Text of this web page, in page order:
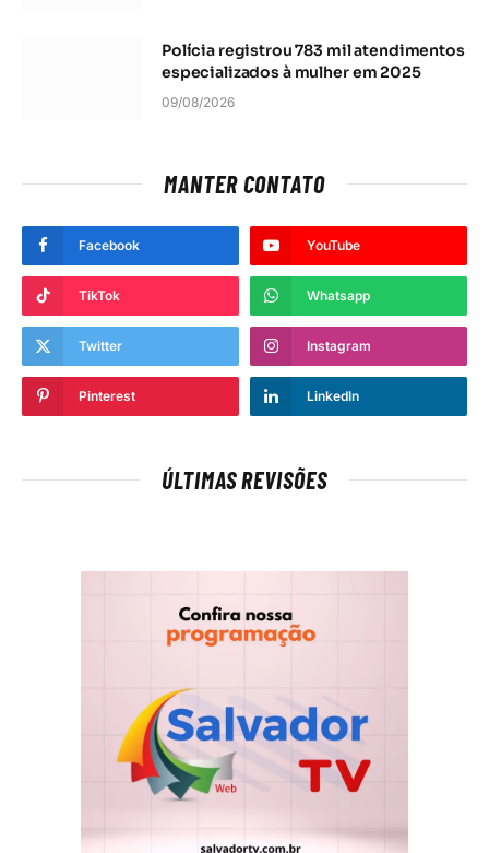
Polícia registrou 783 mil atendimentos
especializados à mulher em 2025
09/08/2026
MANTER CONTATO
Facebook YouTube
TikTok Whatsapp
Twitter Instagram
Pinterest LinkedIn
ÚLTIMAS REVISÕES